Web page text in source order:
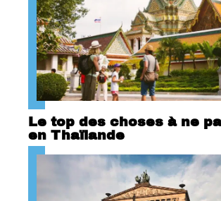
Le top des choses à ne
en Thaïlande